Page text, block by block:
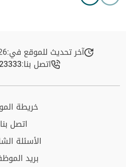
آخر تحديث للموقع في:
اتصل بنا:
خريطة
اتصل بنا
الأسئلة
بريد